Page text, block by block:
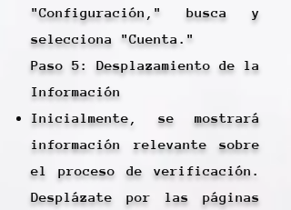
"Configuración," busca y
selecciona "Cuenta."
Paso 5: Desplazamiento de la
Información
Inicialmente, se mostrará
información relevante sobre
el proceso de verificación.
Desplázate por las páginas